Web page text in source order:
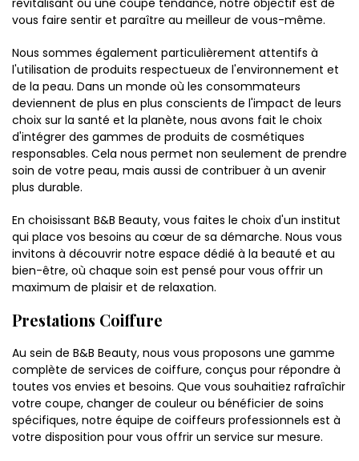
revitalisant ou une coupe tendance, notre objectif est de
vous faire sentir et paraître au meilleur de vous-même.
Nous sommes également particulièrement attentifs à
l'utilisation de produits respectueux de l'environnement et
de la peau. Dans un monde où les consommateurs
deviennent de plus en plus conscients de l'impact de leurs
choix sur la santé et la planète, nous avons fait le choix
d'intégrer des gammes de produits de cosmétiques
responsables. Cela nous permet non seulement de prendre
soin de votre peau, mais aussi de contribuer à un avenir
plus durable.
En choisissant B&B Beauty, vous faites le choix d'un institut
qui place vos besoins au cœur de sa démarche. Nous vous
invitons à découvrir notre espace dédié à la beauté et au
bien-être, où chaque soin est pensé pour vous offrir un
maximum de plaisir et de relaxation.
Prestations Coiffure
Au sein de B&B Beauty, nous vous proposons une gamme
complète de services de coiffure, conçus pour répondre à
toutes vos envies et besoins. Que vous souhaitiez rafraîchir
votre coupe, changer de couleur ou bénéficier de soins
spécifiques, notre équipe de coiffeurs professionnels est à
votre disposition pour vous offrir un service sur mesure.